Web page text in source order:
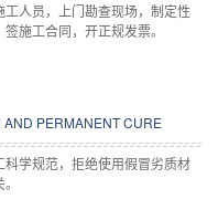
人员，上门勘查现场，制定性
施工合同，开正规发票。
PERMANENT CURE
学规范，拒绝使用假冒劣质材